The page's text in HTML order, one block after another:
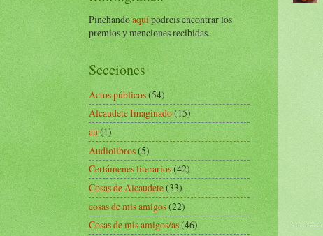
Pinchandoaquípodreis encontrar los
premios y menciones recibidas.
Secciones
Actos públicos(54)
Alcaudete Imaginado(15)
au(1)
Audiolibros(5)
Certámenes literarios(42)
Cosas de Alcaudete(33)
cosas de mis amigos(22)
Cosas de mis amigos/as(46)